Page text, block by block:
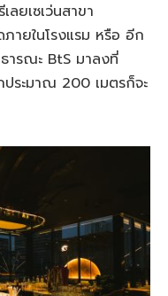
ยเซเว่นสาขา
ายในโรงแรม หรือ อีก
ารณะ BtS มาลงที่
ระมาณ 200 เมตรก็จะ